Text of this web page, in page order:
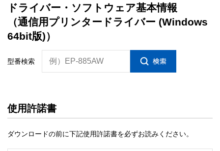
ドライバー・ソフトウェア基本情報
（通信用プリンタードライバー (Windows
64bit版)）
型番検索 例）EP-885AW
使用許諾書
ダウンロードの前に下記使用許諾書を必ずお読みください。